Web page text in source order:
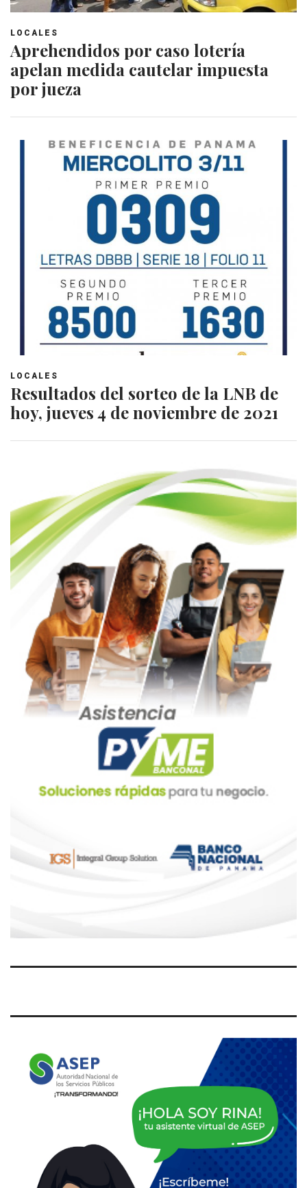
LOCALES
Aprehendidos por caso lotería
apelan medida cautelar impuesta
por jueza
LOCALES
Resultados del sorteo de la LNB de
hoy, jueves 4 de noviembre de 2021